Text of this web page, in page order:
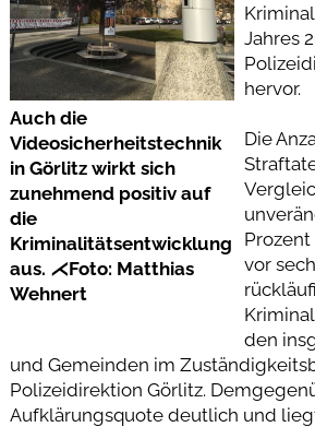
Auch die
Videosicherheitstechnik
in Görlitz wirkt sich
zunehmend positiv auf
die
Kriminalitätsentwicklung
aus. ⋌Foto: Matthias
Wehnert
Jahres
hervor.
Die
vor
den
und Gemeinden im
Polizeidirektion Görlitz.
Aufklärungsquote deutlich und